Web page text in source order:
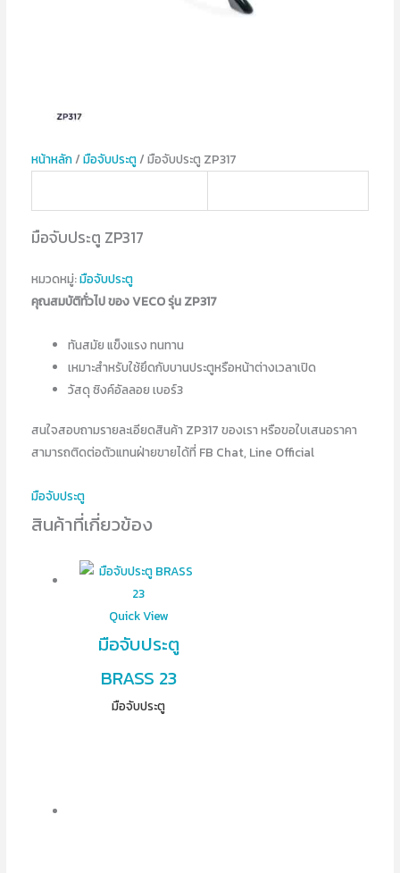
หน้าหลัก/ มือจับประตู/ มือจับประตู ZP317
มือจับประตู ZP317
หมวดหมู่:มือจับประตู
คุณสมบัติทั่วไป ของ VECO รุ่น ZP317
ทันสมัย แข็งแรง ทนทาน
เหมาะสำหรับใช้ยึดกับบานประตูหรือหน้าต่างเวลาเปิด
วัสดุ ซิงค์อัลลอย เบอร์3
สนใจสอบถามรายละเอียดสินค้า ZP317 ของเรา หรือขอใบเสนอราคา
สามารถติดต่อตัวแทนฝ่ายขายได้ที่ FB Chat, Line Official
มือจับประตู
สินค้าที่เกี่ยวข้อง
Quick View
มือจับประตู
BRASS 23
มือจับประตู